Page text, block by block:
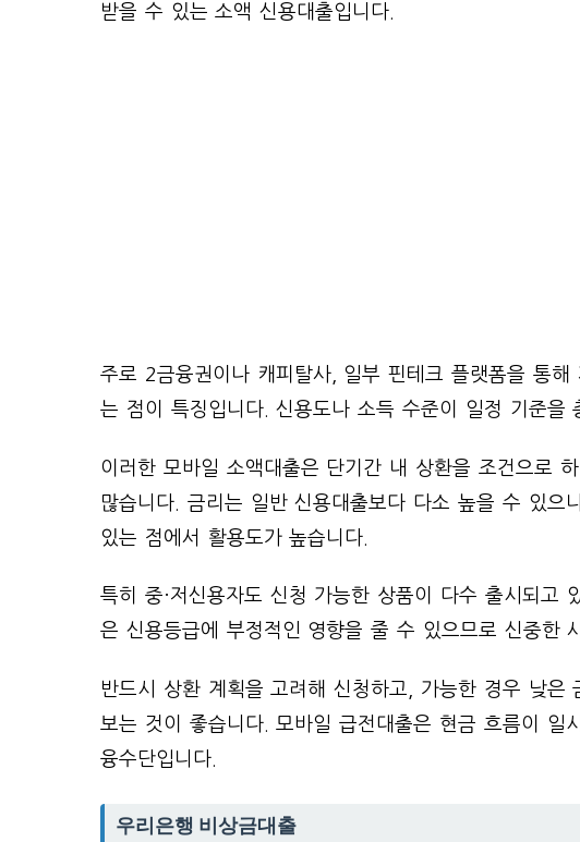
받을 수 있는 소액 신용대출입니다.
주로 2금융권이나 캐피탈사, 일부 핀테크 플랫폼을 통
는 점이 특징입니다. 신용도나 소득 수준이 일정 기준을
이러한 모바일 소액대출은 단기간 내 상환을 조건으로
많습니다. 금리는 일반 신용대출보다 다소 높을 수 있
있는 점에서 활용도가 높습니다.
특히 중·저신용자도 신청 가능한 상품이 다수 출시되고
은 신용등급에 부정적인 영향을 줄 수 있으므로 신중한
반드시 상환 계획을 고려해 신청하고, 가능한 경우 낮은
보는 것이 좋습니다. 모바일 급전대출은 현금 흐름이 일
융수단입니다.
우리은행 비상금대출